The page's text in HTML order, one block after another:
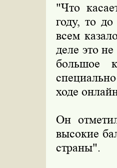
"Что
году, то
всем
деле это
большое
ходе
Он
высокие
страны".